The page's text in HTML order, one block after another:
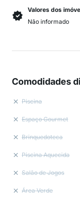
Valores dos
Não informado
Comodidades
Piscina
Espaço Gourmet
Brinquedoteca
Piscina Aquecida
Salão de Jogos
Área Verde